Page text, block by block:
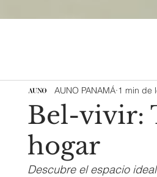
Bel-vivir:
hogar
AUNO PANAMÁ 1 min de
Descubre el espacio